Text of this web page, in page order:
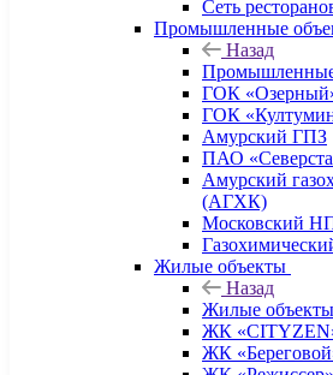
Сеть
Промышленные
Назад
ГОК
ГОК
Амурский ГПЗ
ПАО
Амурский
(АГХК)
Московский
Жилые объекты
Назад
Жилые объекты
ЖК
ЖК